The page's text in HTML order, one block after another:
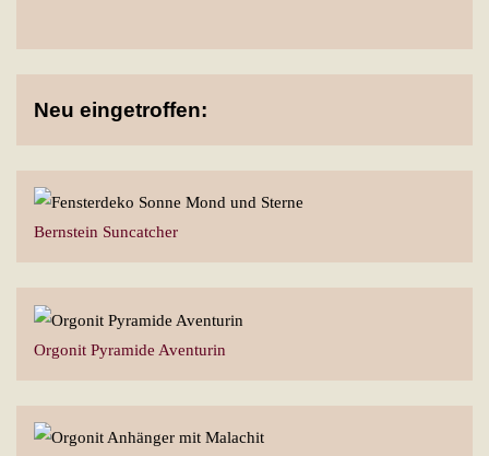
Neu eingetroffen:
Bernstein Suncatcher
Orgonit Pyramide Aventurin